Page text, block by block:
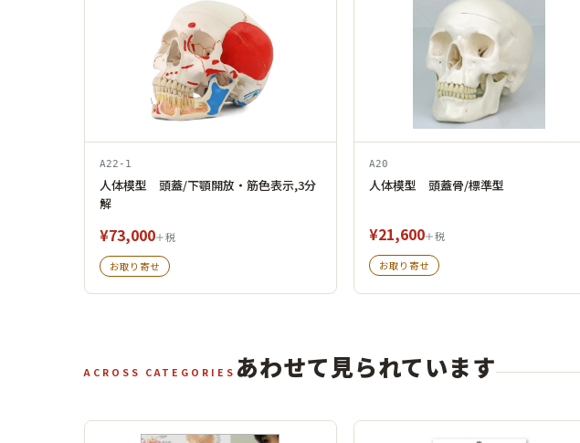
A22-1
人体模型 頭蓋/下顎開放・筋色表示,3分
解
¥73,000＋税
お取り寄せ
A20
人体模型 頭蓋骨/標準型
¥21,600＋税
お取り寄せ
ACROSS CATEGORIES あわせて見られています